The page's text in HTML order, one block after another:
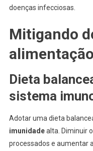
doenças infecciosas.
Mitigando
alimentação
Dieta
sistema
Adotar uma dieta
imunidadealta. Diminuir
processados e aumentar